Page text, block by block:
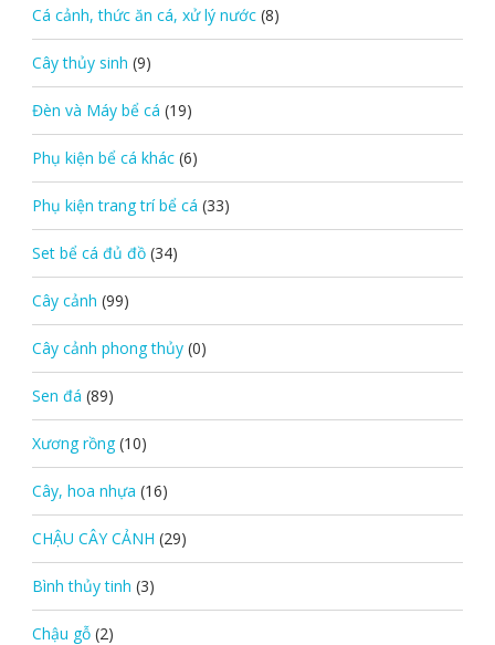
Cá cảnh, thức ăn cá, xử lý nước (8)
Cây thủy sinh (9)
Đèn và Máy bể cá (19)
Phụ kiện bể cá khác (6)
Phụ kiện trang trí bể cá (33)
Set bể cá đủ đồ (34)
Cây cảnh (99)
Cây cảnh phong thủy (0)
Sen đá (89)
Xương rồng (10)
Cây, hoa nhựa (16)
CHẬU CÂY CẢNH (29)
Bình thủy tinh (3)
Chậu gỗ (2)